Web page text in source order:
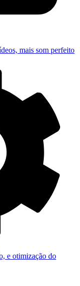
mais som perfeito
e otimização do